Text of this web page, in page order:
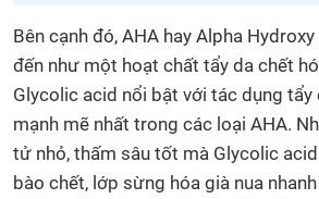
Bên cạnh đó, AHA hay Alpha
đến như một hoạt chất tẩy da chết
Glycolic acid nổi bật với tác dụng tẩy
mạnh mẽ nhất trong các loại AHA.
tử nhỏ, thấm sâu tốt mà Glycolic
bào chết, lớp sừng hóa già nua